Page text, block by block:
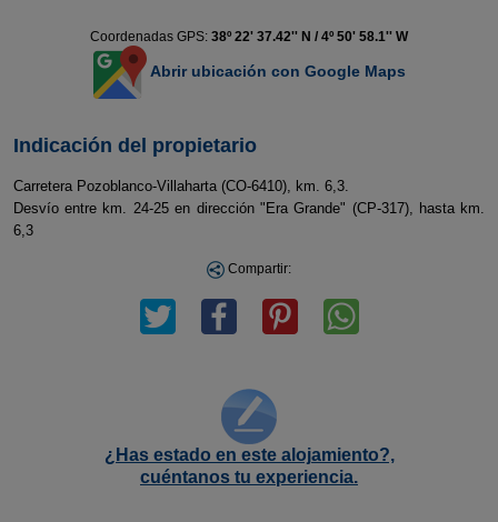
Coordenadas GPS: 38º 22' 37.42'' N / 4º 50' 58.1'' W
Abrir ubicación con Google Maps
Indicación del propietario
Carretera Pozoblanco-Villaharta (CO-6410), km. 6,3.
Desvío entre km. 24-25 en dirección "Era Grande" (CP-317), hasta km.
6,3
Compartir:
¿Has estado en este alojamiento?,
cuéntanos tu experiencia.